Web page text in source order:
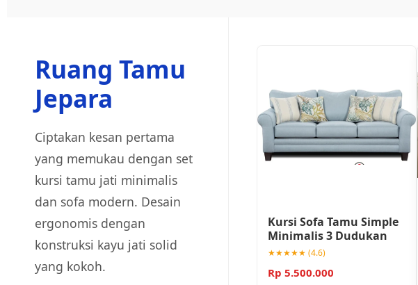
Ruang Tamu
Jepara
Ciptakan kesan pertama
yang memukau dengan set
kursi tamu jati minimalis
dan sofa modern. Desain
ergonomis dengan
konstruksi kayu jati solid
yang kokoh.
Kursi Sofa Tamu Simple
Minimalis 3 Dudukan
★★★★★ (4.6)
Rp 5.500.000